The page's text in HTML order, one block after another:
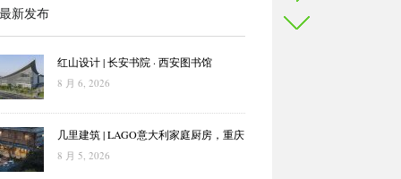
新发布
红山设计 | 长安书院 · 西安图书馆
8 月 6, 2026
几里建筑 | LAGO意大利家庭厨房，重庆
8 月 5, 2026